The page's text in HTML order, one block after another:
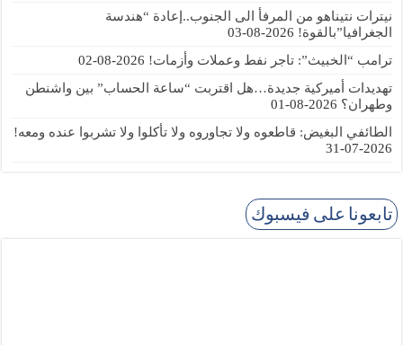
نيترات نتيناهو من المرفأ الى الجنوب..إعادة “هندسة
الجغرافيا”بالقوة! 2026-08-03
ترامب “الخبيث”: تاجر نفط وعملات وأزمات! 2026-08-02
تهديدات أميركية جديدة…هل اقتربت “ساعة الحساب” بين واشنطن
وطهران؟ 2026-08-01
الطائفي البغيض: قاطعوه ولا تجاوروه ولا تأكلوا ولا تشربوا عنده ومعه!
2026-07-31
تابعونا على فيسبوك